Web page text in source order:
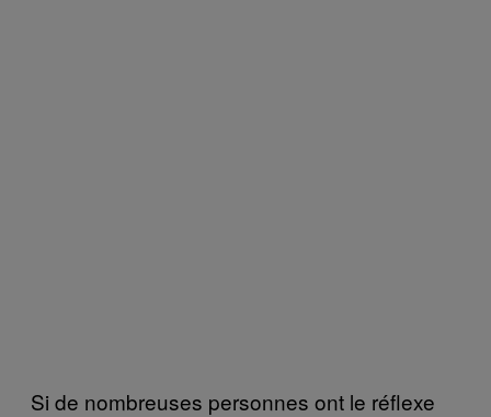
Si de nombreuses personnes ont le réflexe